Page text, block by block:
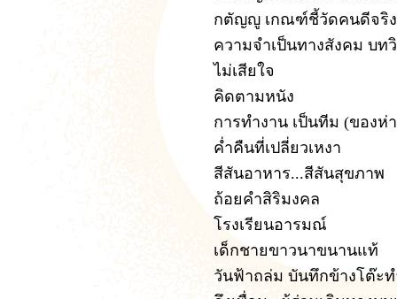
กตัญญู เกณฑ์ชี้วัดคนดีจริง
ความจำเป็นทางสังคม บท
ไม่เสียใจ
คิดตามหนัง
การทำงาน เป็นทีม (ของห่
ค่ำคืนที่เปลี่ยวเหงา
สีสันอาหาร...สีสันสุขภาพ
ถ้อยคำสิริมงคล
โรงเรียนอารมณ
เด็กชายขาวนาขนานแท้
วันฟ้าถล่ม บันทึกข้างโต๊ะท